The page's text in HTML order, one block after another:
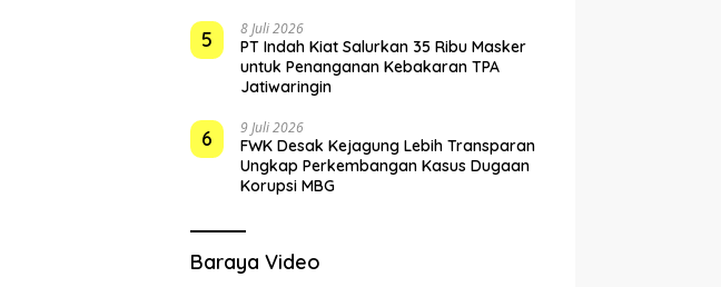
5 8 Juli 2026
PT Indah Kiat Salurkan 35 Ribu Masker
untuk Penanganan Kebakaran TPA
Jatiwaringin
6 9 Juli 2026
FWK Desak Kejagung Lebih Transparan
Ungkap Perkembangan Kasus Dugaan
Korupsi MBG
Baraya Video